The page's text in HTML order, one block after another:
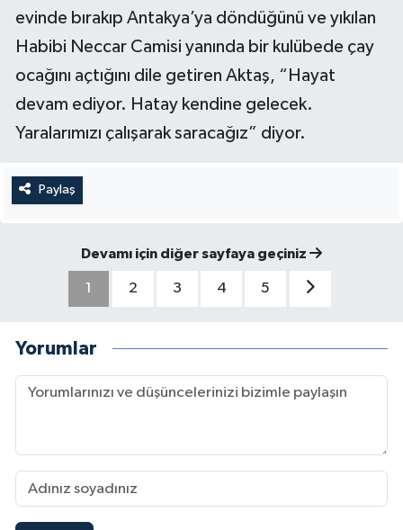
evinde bırakıp Antakya’ya döndüğünü ve yıkılan
Habibi Neccar Camisi yanında bir kulübede çay
ocağını açtığını dile getiren Aktaş, “Hayat
devam ediyor. Hatay kendine gelecek.
Yaralarımızı çalışarak saracağız” diyor.
Paylaş
Devamı için diğer sayfaya geçiniz
1 2 3 4 5
Yorumlar